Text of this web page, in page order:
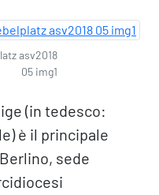
asv2018
05 img1
(in tedesco:
è il principale
sede